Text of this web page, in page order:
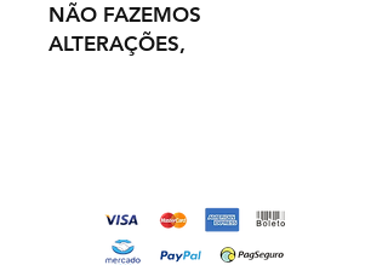
NÃO FAZEMOS
ALTERAÇÕES,